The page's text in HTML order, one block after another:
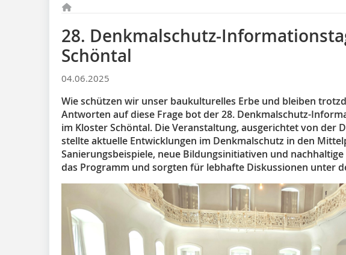
28. Denkmalschutz-
Schöntal
04.06.2025
Wie schützen wir unser baukulturelles Erbe und bleiben
Antworten auf diese Frage bot der 28. Denkmalschutz-
im Kloster Schöntal. Die Veranstaltung, ausgerichtet von der
stellte aktuelle Entwicklungen im Denkmalschutz in den
Sanierungsbeispiele, neue Bildungsinitiativen und
das Programm und sorgten für lebhafte Diskussionen unter